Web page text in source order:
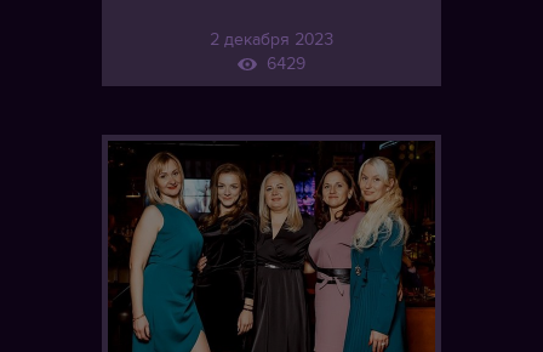
2 декабря 2023
6429